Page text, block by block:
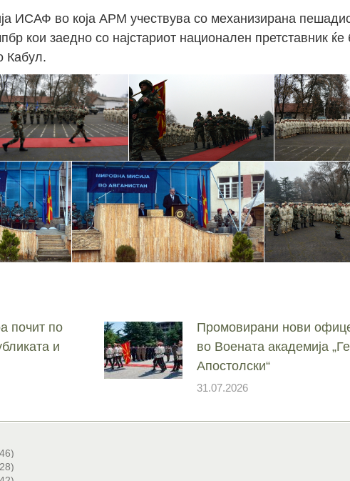
ИСАФ во која АРМ учествува со механизирана
кои заедно со најстариот национален претставник ќе
Кабул.
почит по
и
Промовирани нови
во Воената академија
Апостолски“
31.07.2026